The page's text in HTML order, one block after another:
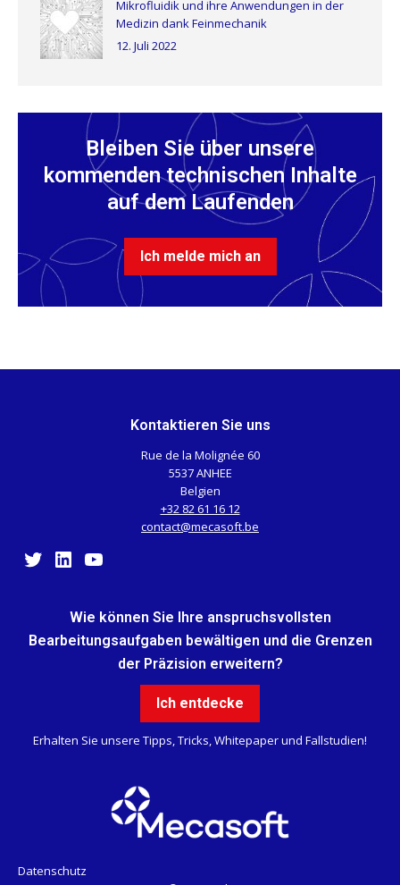
Mikrofluidik und ihre Anwendungen in der
Medizin dank Feinmechanik
12. Juli 2022
Bleiben Sie über unsere
kommenden technischen Inhalte
auf dem Laufenden
Ich melde mich an
Kontaktieren Sie uns
Rue de la Molignée 60
5537 ANHEE
Belgien
+32 82 61 16 12
contact@mecasoft.be
Twitter
LinkedIn
Wie können Sie Ihre anspruchsvollsten
Bearbeitungsaufgaben bewältigen und die Grenzen
der Präzision erweitern?
Ich entdecke
Erhalten Sie unsere Tipps, Tricks, Whitepaper und Fallstudien!
Datenschutz
Ohne Einwilligung fortfahren
Hallo, wir sind es...
Die Cookies!
sicher waren, dass Sie der Inhalt dieser
Seite interessiert, aber wir würden Sie gerne bei Ihrem Besuch
Lesen Sie die Datenschutzrichtlinie